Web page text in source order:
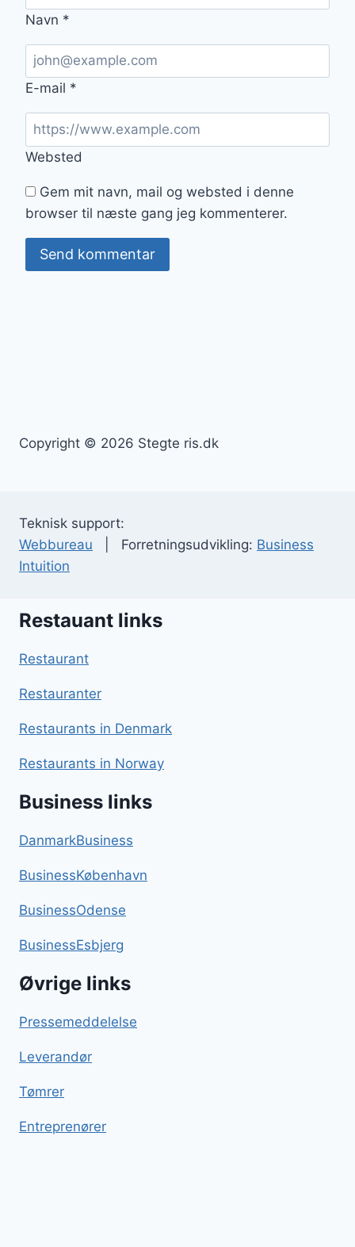
Navn *
E-mail *
Websted
Gem mit navn, mail og websted i denne
browser til næste gang jeg kommenterer.
Copyright © 2026 Stegte ris.dk
Teknisk support:
Webbureau | Forretningsudvikling: Business
Intuition
Restauant links
Restaurant
Restauranter
Restaurants in Denmark
Restaurants in Norway
Business links
DanmarkBusiness
BusinessKøbenhavn
BusinessOdense
BusinessEsbjerg
Øvrige links
Pressemeddelelse
Leverandør
Tømrer
Entreprenører